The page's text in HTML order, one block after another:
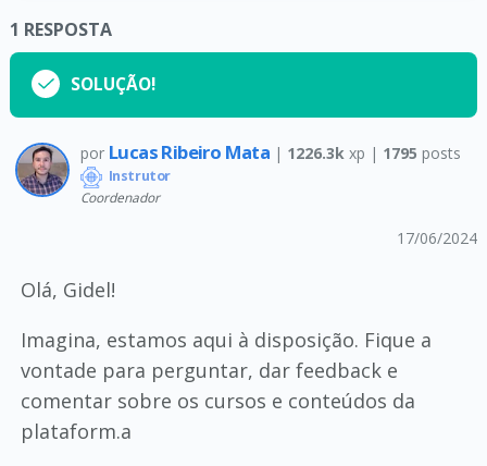
1 RESPOSTA
SOLUÇÃO!
por Lucas Ribeiro Mata | 1226.3kxp | 1795 posts
Instrutor
Coordenador
17/06/2024
Olá, Gidel!
Imagina, estamos aqui à disposição. Fique a
vontade para perguntar, dar feedback e
comentar sobre os cursos e conteúdos da
plataform.a